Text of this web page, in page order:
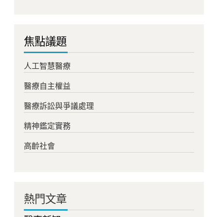
焦點議題
人工智慧醫療
醫療自主權益
醫療訴訟與爭議處理
精神鑑定實務
高齡社會
熱門文章